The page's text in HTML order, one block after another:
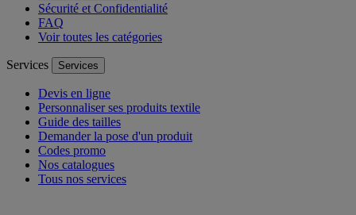
Sécurité et Confidentialité
FAQ
Voir toutes les catégories
Services Services
Devis en ligne
Personnaliser ses produits textile
Guide des tailles
Demander la pose d'un produit
Codes promo
Nos catalogues
Tous nos services